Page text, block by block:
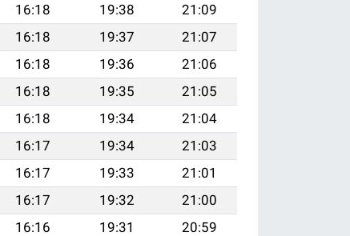
16:18 19:38
21:09
16:18 19:37
21:07
16:18 19:36
21:06
16:18 19:35
21:05
16:18 19:34
21:04
16:17 19:34
21:03
16:17 19:33
21:01
16:17 19:32
21:00
16:16 19:31
20:59